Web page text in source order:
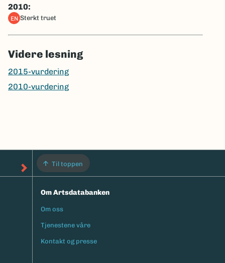
2010:
EN sterkt truet
Videre lesning
2015-vurdering
2010-vurdering
Til toppen
Om Artsdatabanken
Footermeny
Om oss
Tjenestene våre
Kontakt og presse